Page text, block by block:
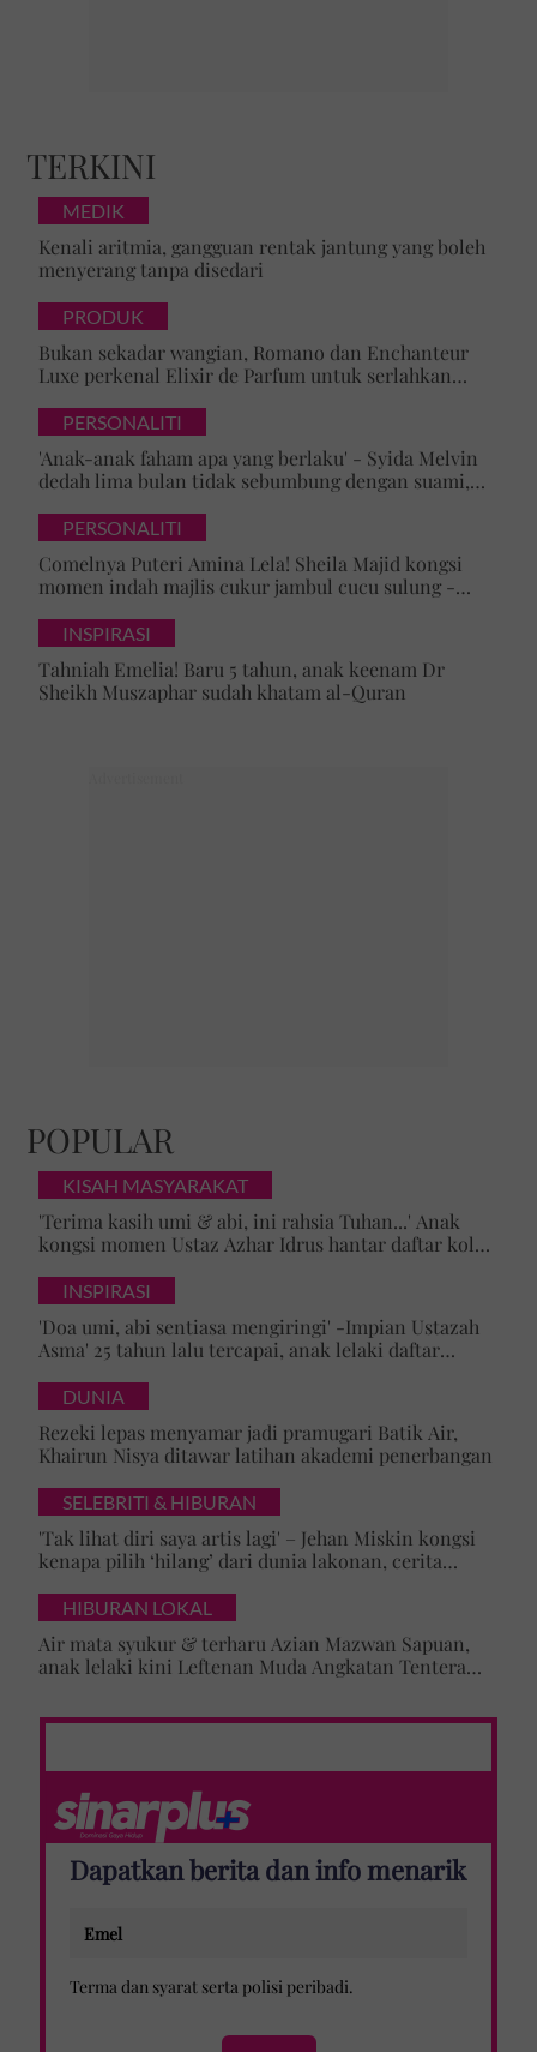
TERKINI
MEDIK
Kenali aritmia, gangguan rentak jantung yang boleh
menyerang tanpa disedari
PRODUK
Bukan sekadar wangian, Romano dan Enchanteur
Luxe perkenal Elixir de Parfum untuk serlahkan
PERSONALITI
'Anak-anak faham apa yang berlaku' - Syida Melvin
dedah lima bulan tidak sebumbung dengan suami,
PERSONALITI
Comelnya Puteri Amina Lela! Sheila Majid kongsi
momen indah majlis cukur jambul cucu sulung -
INSPIRASI
Tahniah Emelia! Baru 5 tahun, anak keenam Dr
Sheikh Muszaphar sudah khatam al-Quran
POPULAR
KISAH MASYARAKAT
'Terima kasih umi & abi, ini rahsia Tuhan...' Anak
kongsi momen Ustaz Azhar Idrus hantar daftar kolej,
INSPIRASI
'Doa umi, abi sentiasa mengiringi' -Impian Ustazah
Asma' 25 tahun lalu tercapai, anak lelaki daftar
DUNIA
Rezeki lepas menyamar jadi pramugari Batik Air,
Khairun Nisya ditawar latihan akademi penerbangan
SELEBRITI & HIBURAN
'Tak lihat diri saya artis lagi' – Jehan Miskin kongsi
kenapa pilih ‘hilang’ dari dunia lakonan, cerita
HIBURAN LOKAL
Air mata syukur & terharu Azian Mazwan Sapuan,
anak lelaki kini Leftenan Muda Angkatan Tentera
Dapatkan berita dan info menarik
Terma dan syarat serta polisi peribadi.